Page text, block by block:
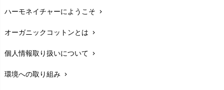
配送と送料chevron_right
在庫状況と発送予定chevron_right
サイズ・寸法chevron_right
生地・素材chevron_right
ハーモネイチャーにようこそ chevron_right
オーガニックコットンとは chevron_right
個人情報取り扱いについて chevron_right
環境への取り組み chevron_right